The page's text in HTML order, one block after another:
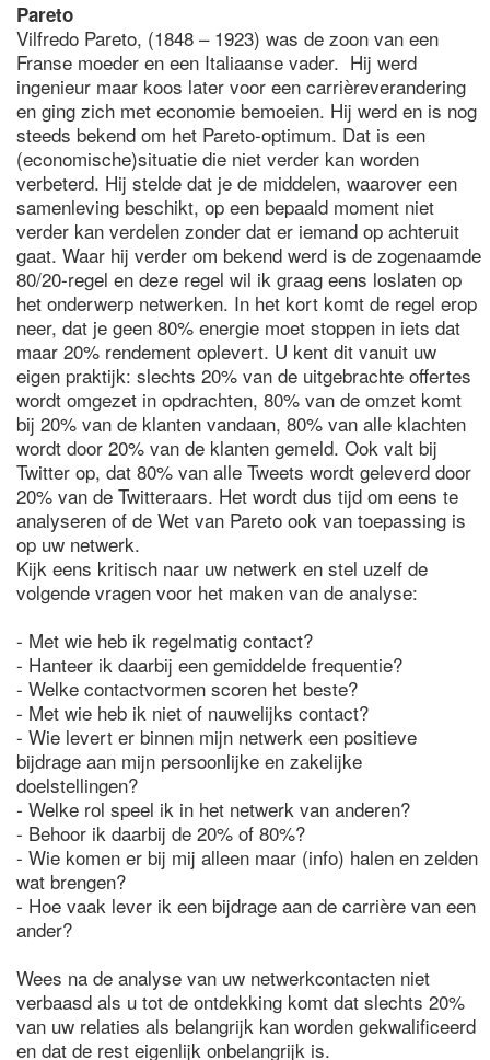
Pareto
Vilfredo Pareto, (1848 – 1923) was de zoon van een
Franse moeder en een Italiaanse vader. Hij werd
ingenieur maar koos later voor een carrièreverandering
en ging zich met economie bemoeien. Hij werd en is nog
steeds bekend om het Pareto-optimum. Dat is een
(economische)situatie die niet verder kan worden
verbeterd. Hij stelde dat je de middelen, waarover een
samenleving beschikt, op een bepaald moment niet
verder kan verdelen zonder dat er iemand op achteruit
gaat. Waar hij verder om bekend werd is de zogenaamde
80/20-regel en deze regel wil ik graag eens loslaten op
het onderwerp netwerken. In het kort komt de regel erop
neer, dat je geen 80% energie moet stoppen in iets dat
maar 20% rendement oplevert. U kent dit vanuit uw
eigen praktijk: slechts 20% van de uitgebrachte offertes
wordt omgezet in opdrachten, 80% van de omzet komt
bij 20% van de klanten vandaan, 80% van alle klachten
wordt door 20% van de klanten gemeld. Ook valt bij
Twitter op, dat 80% van alle Tweets wordt geleverd door
20% van de Twitteraars. Het wordt dus tijd om eens te
analyseren of de Wet van Pareto ook van toepassing is
op uw netwerk.
Kijk eens kritisch naar uw netwerk en stel uzelf de
volgende vragen voor het maken van de analyse:
- Met wie heb ik regelmatig contact?
- Hanteer ik daarbij een gemiddelde frequentie?
- Welke contactvormen scoren het beste?
- Met wie heb ik niet of nauwelijks contact?
- Wie levert er binnen mijn netwerk een positieve
bijdrage aan mijn persoonlijke en zakelijke
doelstellingen?
- Welke rol speel ik in het netwerk van anderen?
- Behoor ik daarbij de 20% of 80%?
- Wie komen er bij mij alleen maar (info) halen en zelden
wat brengen?
- Hoe vaak lever ik een bijdrage aan de carrière van een
ander?
Wees na de analyse van uw netwerkcontacten niet
verbaasd als u tot de ontdekking komt dat slechts 20%
van uw relaties als belangrijk kan worden gekwalificeerd
en dat de rest eigenlijk onbelangrijk is.